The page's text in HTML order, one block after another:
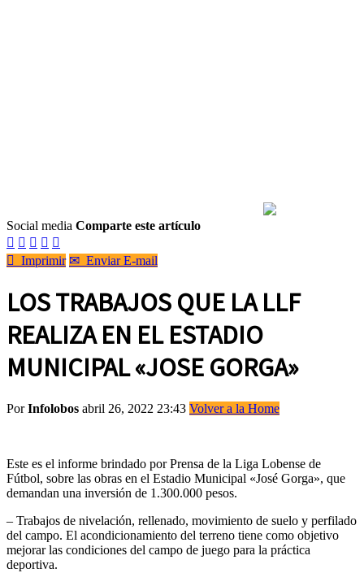
Social media Comparte este artículo
    
 Imprimir ✉ Enviar E-mail
LOS TRABAJOS QUE LA LLF
REALIZA EN EL ESTADIO
MUNICIPAL «JOSE GORGA»
PorInfolobos abril 26, 2022 23:43 Volver a la Home
Este es el informe brindado por Prensa de la Liga Lobense de
Fútbol, sobre las obras en el Estadio Municipal «José Gorga», que
demandan una inversión de 1.300.000 pesos.
– Trabajos de nivelación, rellenado, movimiento de suelo y perfilado
del campo. El acondicionamiento del terreno tiene como objetivo
mejorar las condiciones del campo de juego para la práctica
deportiva.